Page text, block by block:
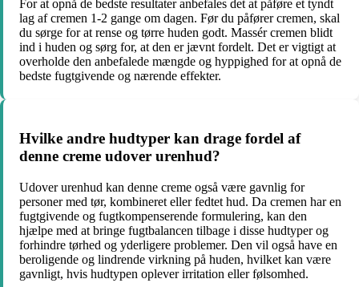
For at opnå de bedste resultater anbefales det at påføre et tyndt
lag af cremen 1-2 gange om dagen. Før du påfører cremen, skal
du sørge for at rense og tørre huden godt. Massér cremen blidt
ind i huden og sørg for, at den er jævnt fordelt. Det er vigtigt at
overholde den anbefalede mængde og hyppighed for at opnå de
bedste fugtgivende og nærende effekter.
Hvilke andre hudtyper kan drage fordel af
denne creme udover urenhud?
Udover urenhud kan denne creme også være gavnlig for
personer med tør, kombineret eller fedtet hud. Da cremen har en
fugtgivende og fugtkompenserende formulering, kan den
hjælpe med at bringe fugtbalancen tilbage i disse hudtyper og
forhindre tørhed og yderligere problemer. Den vil også have en
beroligende og lindrende virkning på huden, hvilket kan være
gavnligt, hvis hudtypen oplever irritation eller følsomhed.